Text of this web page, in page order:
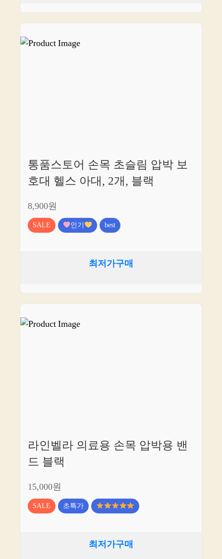
통품스토어 손목 초슬림 압박 보
호대 헬스 아대, 2개, 블랙
8,900원
SALE 인기 best
최저가구매
라인벨라 의료용 손목 압박용 밴
드 블랙
15,000원
SALE 초특가
최저가구매